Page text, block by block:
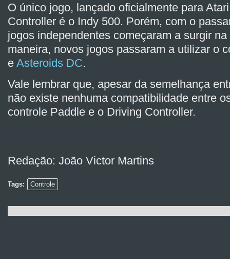
O único jogo, lançado oficialmente para
Controller é o Indy 500. Porém, com o
jogos independentes começaram a surgir
maneira, novos jogos passaram a utilizar o
e Asteroids DC.
Vale lembrar que, apesar da semelhança
não existe nenhuma compatibilidade entre
controle Paddle e o Driving Controller.
Redação: João Victor Martins
Tags: Controle